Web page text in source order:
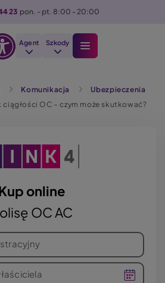
23 pon. - pt. 8:00 - 20:00
Agent Szkody
Komunikacja
Ubezpieczenia
ciągłości OC – czym może skutkować?
online
OC AC